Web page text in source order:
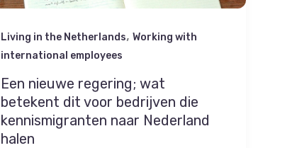
Living in the Netherlands, Working with
international employees
Een nieuwe regering; wat
betekent dit voor bedrijven die
kennismigranten naar Nederland
halen